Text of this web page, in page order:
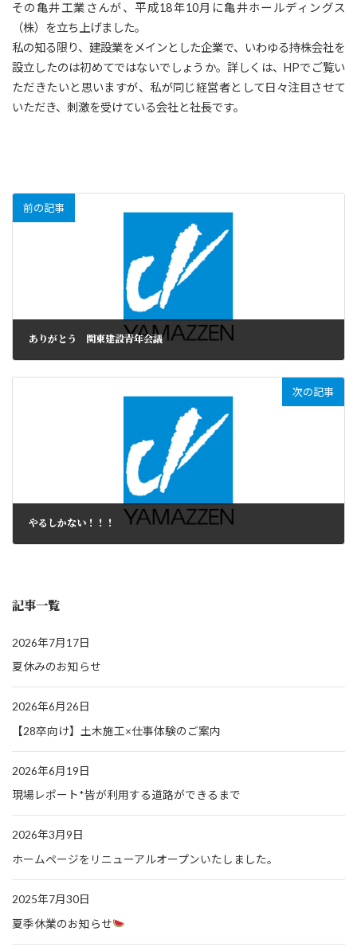
その亀井工業さんが、平成18年10月に亀井ホールディングス
（株）を立ち上げました。
私の知る限り、建設業をメインとした企業で、いわゆる持株会社を
設立したのは初めてではないでしょうか。詳しくは、HPでご覧い
ただきたいと思いますが、私が同じ経営者として日々注目させて
いただき、刺激を受けている会社と社長です。
前の記事
ありがとう 関東建設青年会議
次の記事
やるしかない！！！
記事一覧
2026年7月17日
夏休みのお知らせ
2026年6月26日
【28卒向け】土木施工×仕事体験のご案内
2026年6月19日
現場レポート*皆が利用する道路ができるまで
2026年3月9日
ホームページをリニューアルオープンいたしました。
2025年7月30日
夏季休業のお知らせ